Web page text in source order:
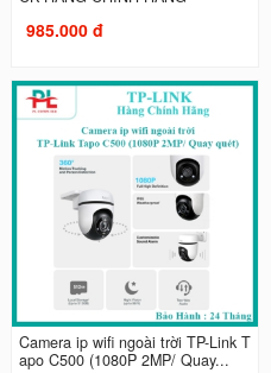
985.000 đ
Camera ip wifi ngoài trời TP-Link T
apo C500 (1080P 2MP/ Quay...